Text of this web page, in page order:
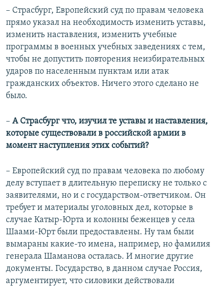
– Страсбург, Европейский суд по правам человека
прямо указал на необходимость изменить уставы,
изменить наставления, изменить учебные
программы в военных учебных заведениях с тем,
чтобы не допустить повторения неизбирательных
ударов по населенным пунктам или атак
гражданских объектов. Ничего этого сделано не
было.
–​ А Страсбург что, изучил те уставы и наставления,
которые существовали в российской армии в
момент наступления этих событий?
– Европейский суд по правам человека по любому
делу вступает в длительную переписку не только с
заявителями, но и с государством-ответчиком. Он
требует и материалы уголовных дел, которые в
случае Катыр-Юрта и колонны беженцев у села
Шаами-Юрт были предоставлены. Ну там были
вымараны какие-то имена, например, но фамилия
генерала Шаманова осталась. И многие другие
документы. Государство, в данном случае Россия,
аргументирует, что силовики действовали